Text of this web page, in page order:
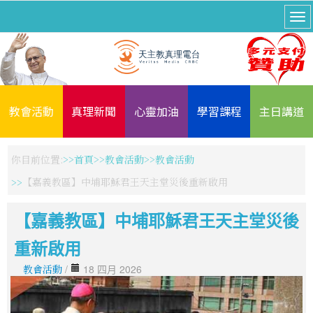
教會活動 真理新聞 心靈加油 學習課程 主日講道
你目前位置: 首頁 教會活動
教會活動
【嘉義教區】中埔耶穌君王天主堂災後重新啟用
【嘉義教區】中埔耶穌君王天主堂災後
重新啟用
教會活動 / 18 四月 2026